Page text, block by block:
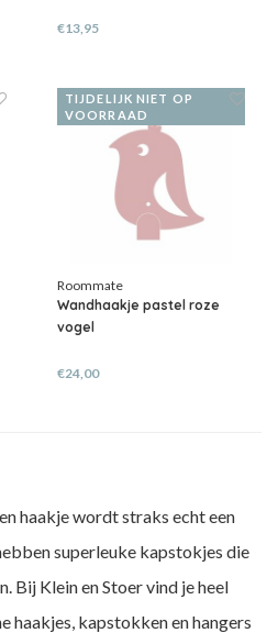
€13,95
TIJDELIJK NIET OP
VOORRAAD
Roommate
Wandhaakje pastel roze
vogel
€24,00
haakje wordt straks echt een
superleuke kapstokjes die
Bij Klein en Stoer vind je heel
haakjes, kapstokken en hangers